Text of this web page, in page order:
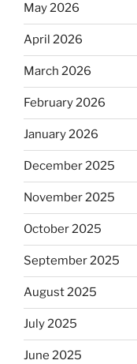
May 2026
April 2026
March 2026
February 2026
January 2026
December 2025
November 2025
October 2025
September 2025
August 2025
July 2025
June 2025